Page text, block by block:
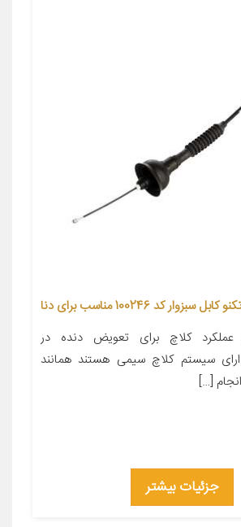
کد 100246 مناسب برای دنا
کلاچ برای تعویض دنده در
سیستم کلاچ سیمی هستند همانند
[…]
جزئیات بیشتر